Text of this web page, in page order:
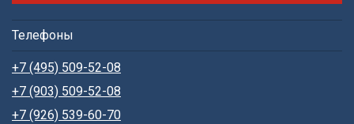
Телефоны
+7 (495) 509-52-08
+7 (903) 509-52-08
+7 (926) 539-60-70